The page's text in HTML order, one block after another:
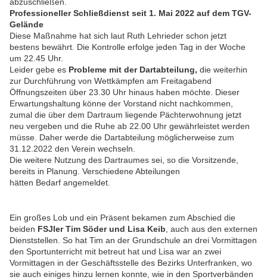
Professioneller Schließdienst seit 1. Mai 2022 auf dem TGV-
Gelände
Diese Maßnahme hat sich laut Ruth Lehrieder schon jetzt
bestens bewährt. Die Kontrolle erfolge jeden Tag in der Woche
um 22.45 Uhr.
Leider gebe es Probleme mit der Dartabteilung, die weiterhin
zur Durchführung von Wettkämpfen am Freitagabend
Öffnungszeiten über 23.30 Uhr hinaus haben möchte. Dieser
Erwartungshaltung könne der Vorstand nicht nachkommen,
zumal die über dem Dartraum liegende Pächterwohnung jetzt
neu vergeben und die Ruhe ab 22.00 Uhr gewährleistet werden
müsse. Daher werde die Dartabteilung möglicherweise zum
31.12.2022 den Verein wechseln.
Die weitere Nutzung des Dartraumes sei, so die Vorsitzende,
bereits in Planung. Verschiedene Abteilungen
hätten Bedarf angemeldet.
Ein großes Lob und ein Präsent bekamen zum Abschied die
beiden FSJler Tim Söder und Lisa Keib , auch aus den externen
Dienststellen. So hat Tim an der Grundschule an drei Vormittagen
den Sportunterricht mit betreut hat und Lisa war an zwei
Vormittagen in der Geschäftsstelle des Bezirks Unterfranken, wo
sie auch einiges hinzu lernen konnte, wie in den Sportverbänden